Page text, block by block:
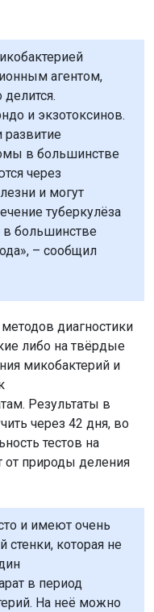
агентом,
и экзотоксинов.
развитие
в большинстве
через
и могут
туберкулёза
в большинстве
– сообщил
диагностики
либо на твёрдые
микобактерий и
Результаты в
через 42 дня, во
тестов на
от природы деления
и имеют очень
стенки, которая не
в период
На неё можно